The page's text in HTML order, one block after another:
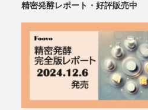
精密発酵レポート・好評販売中